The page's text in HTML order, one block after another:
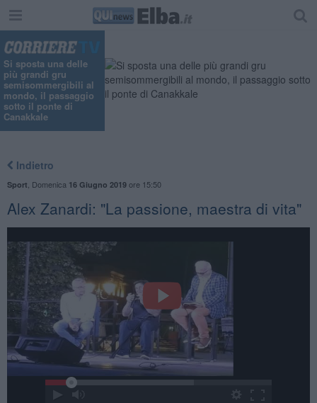
Si sposta una delle
più grandi gru
semisommergibili al
mondo, il passaggio
sotto il ponte di
Canakkale
Indietro
Sport Domenica 16 Giugno 2019ore 15:50
Alex Zanardi: "La passione, maestra di vita"